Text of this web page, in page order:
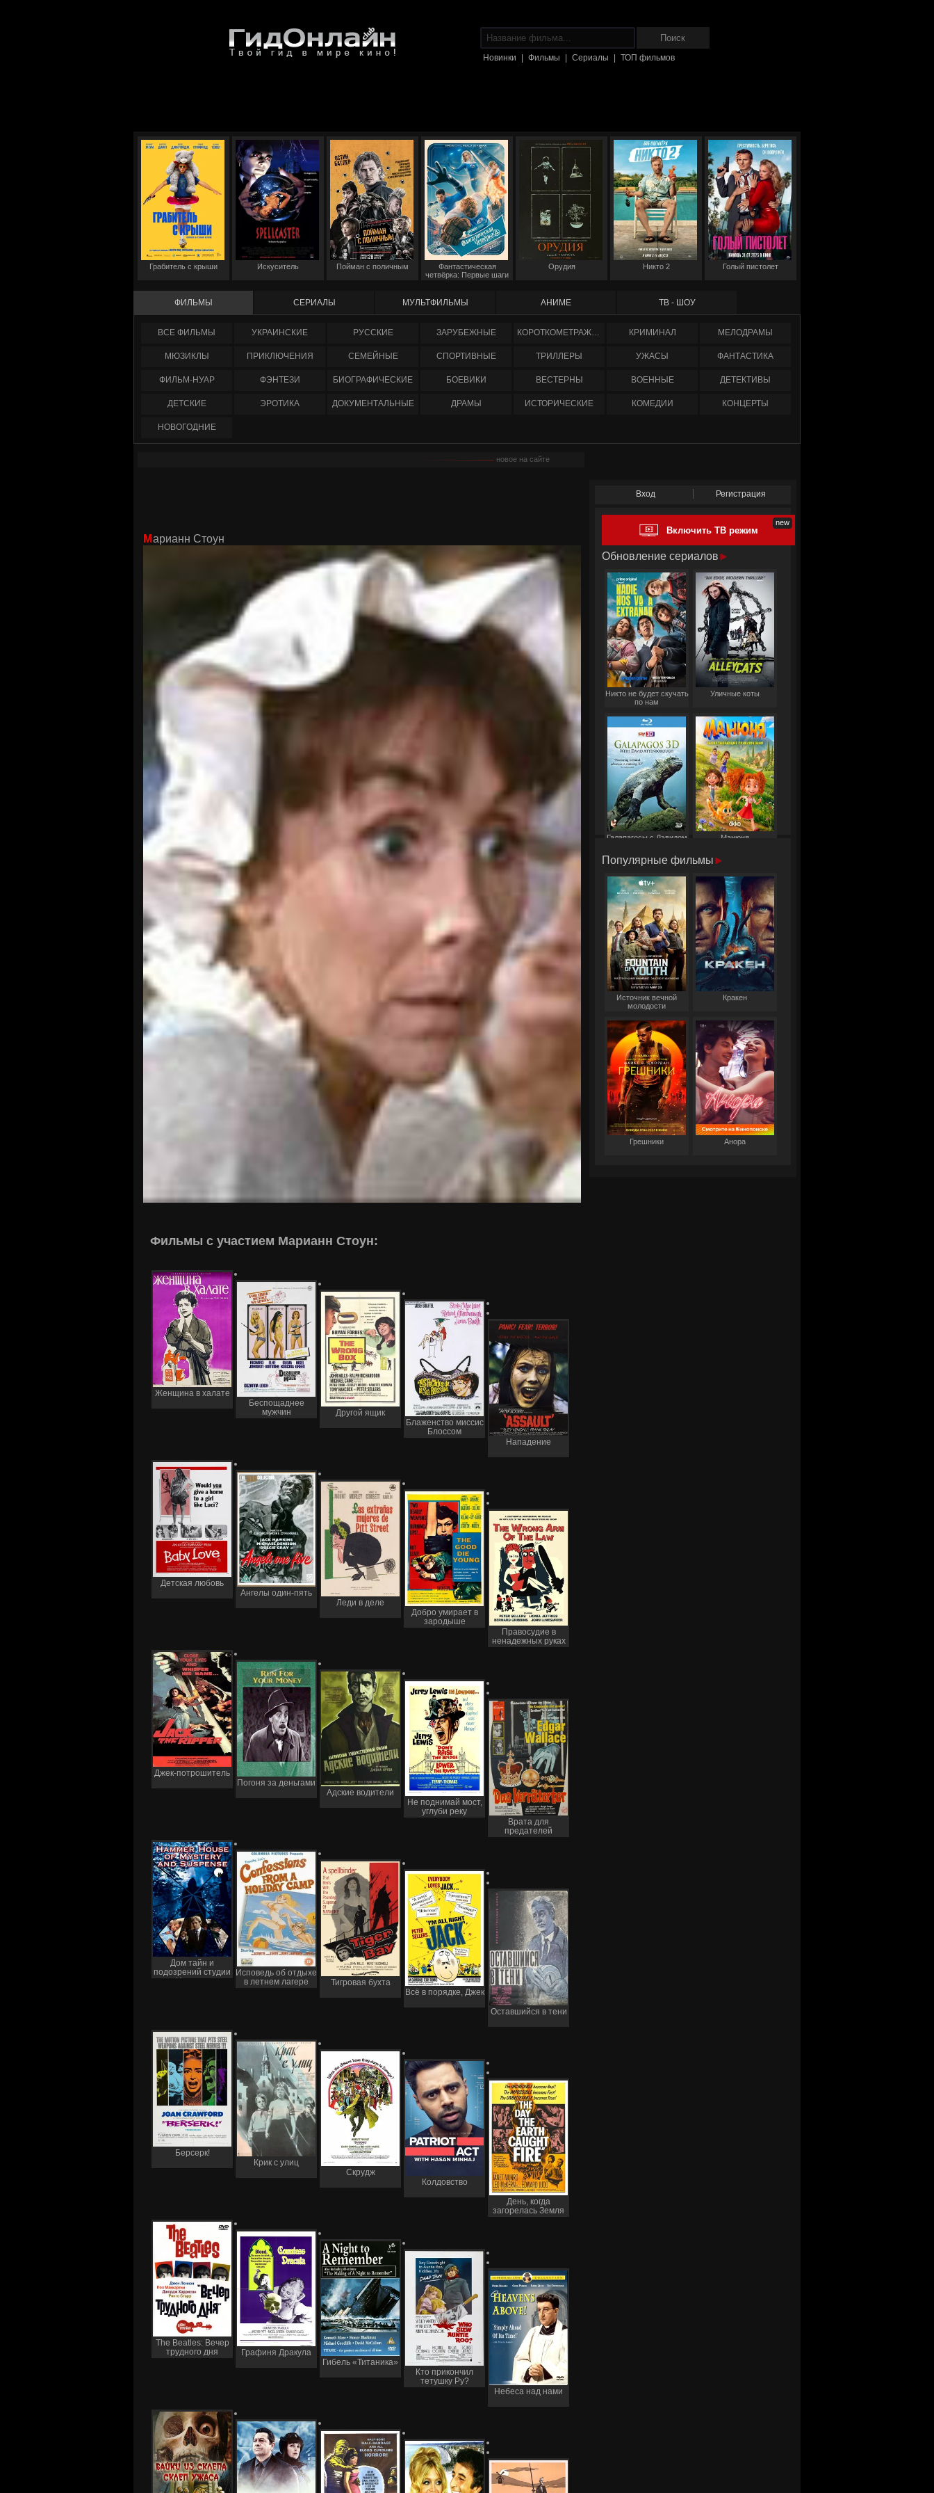
Новинки Фильмы Сериалы ТОП фильмов
Грабитель с крыши Искуситель Пойман с поличным
Фантастическая
четвёрка: Первые шаги
Орудия Никто 2 Голый пистолет
ФИЛЬМЫ СЕРИАЛЫ МУЛЬТФИЛЬМЫ АНИМЕ ТВ - ШОУ
ФИЛЬМЫ УКРАИНCКИЕ РУССКИЕ ЗАРУБЕЖНЫЕ КОРОТКОМЕТРАЖНЫЕ КРИМИНАЛ МЕЛОДРАМЫ
МЮЗИКЛЫ ПРИКЛЮЧЕНИЯ СЕМЕЙНЫЕ СПОРТИВНЫЕ ТРИЛЛЕРЫ УЖАСЫ ФАНТАСТИКА
ФИЛЬМ-НУАР ФЭНТЕЗИ БИОГРАФИЧЕСКИЕ БОЕВИКИ ВЕСТЕРНЫ ВОЕННЫЕ ДЕТЕКТИВЫ
ДЕТСКИЕ ЭРОТИКА ДОКУМЕНТАЛЬНЫЕ ДРАМЫ ИСТОРИЧЕСКИЕ КОМЕДИИ КОНЦЕРТЫ
НОВОГОДНИЕ
новое на сайте
Марианн Стоун
Фильмы с участием Марианн Стоун:
Женщина в халате
Беспощаднее
мужчин
Другой ящик
Блаженство миссис
Блоссом
Нападение
Детская любовь
Ангелы один-пять
Леди в деле
Добро умирает в
зародыше
Правосудие в
ненадежных руках
Джек-потрошитель
Погоня за деньгами
Адские водители
Не поднимай мост,
углуби реку
Врата для
предателей
Дом тайн и
подозрений студии
Hammer
Исповедь об отдыхе
в летнем лагере
Тигровая бухта
Всё в порядке, Джек
Оставшийся в тени
Берсерк!
Крик с улиц
Скрудж
Колдовство
День, когда
загорелась Земля
The Beatles: Вечер
трудного дня
Графиня Дракула
Гибель «Титаника»
Кто прикончил
тетушку Ру?
Небеса над нами
Вход Регистрация
Включить ТВ режим
Обновление сериалов
Никто не будет скучать
по нам
Уличные коты
Галапагосы с Дэвидом
Манюня
Популярные фильмы
Источник вечной
молодости
Кракен
Грешники Анора